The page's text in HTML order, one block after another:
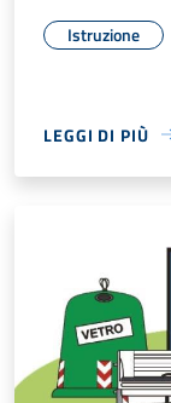
Istruzione
LEGGI DI PIÙ